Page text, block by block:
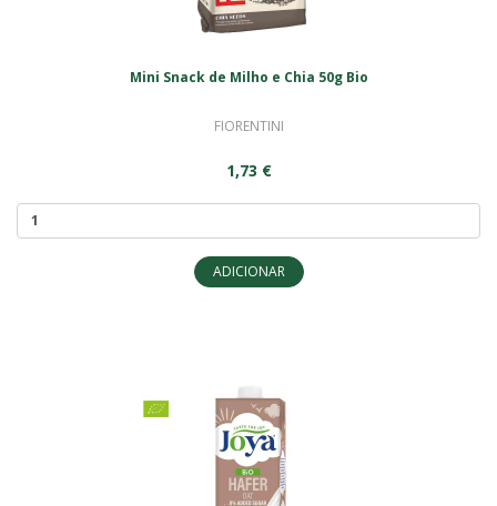
Mini Snack de Milho e Chia 50g Bio
FIORENTINI
1,73 €
ADICIONAR